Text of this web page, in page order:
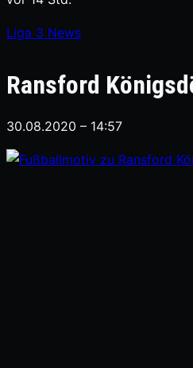
Liga 3 News
Ransford
30.08.2020 – 14:57